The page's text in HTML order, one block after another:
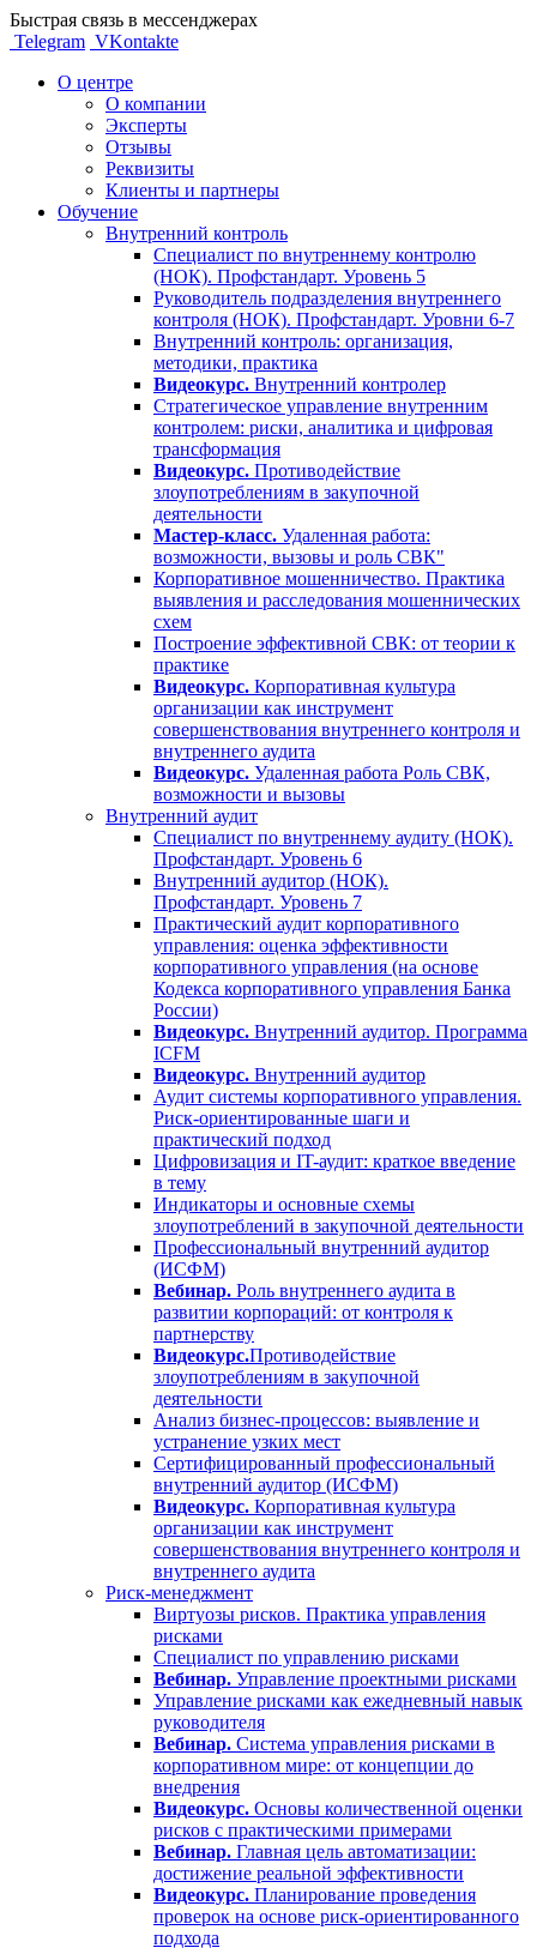
Быстрая связь в мессенджерах
Telegram VKontakte
О центре
О компании
Эксперты
Отзывы
Реквизиты
Клиенты и партнеры
Обучение
Внутренний контроль
Специалист по внутреннему контролю
(НОК). Профстандарт. Уровень 5
Руководитель подразделения внутреннего
контроля (НОК). Профстандарт. Уровни 6-7
Внутренний контроль: организация,
методики, практика
Видеокурс. Внутренний контролер
Стратегическое управление внутренним
контролем: риски, аналитика и цифровая
трансформация
Видеокурс. Противодействие
злоупотреблениям в закупочной
деятельности
Мастер-класс. Удаленная работа:
возможности, вызовы и роль СВК"
Корпоративное мошенничество. Практика
выявления и расследования мошеннических
схем
Построение эффективной СВК: от теории к
практике
Видеокурс. Корпоративная культура
организации как инструмент
совершенствования внутреннего контроля и
внутреннего аудита
Видеокурс. Удаленная работа Роль СВК,
возможности и вызовы
Внутренний аудит
Специалист по внутреннему аудиту (НОК).
Профстандарт. Уровень 6
Внутренний аудитор (НОК).
Профстандарт. Уровень 7
Практический аудит корпоративного
управления: оценка эффективности
корпоративного управления (на основе
Кодекса корпоративного управления Банка
России)
Видеокурс. Внутренний аудитор. Программа
ICFM
Видеокурс. Внутренний аудитор
Аудит системы корпоративного управления.
Риск-ориентированные шаги и
практический подход
Цифровизация и IT-аудит: краткое введение
в тему
Индикаторы и основные схемы
злоупотреблений в закупочной деятельности
Профессиональный внутренний аудитор
(ИСФМ)
Вебинар. Роль внутреннего аудита в
развитии корпораций: от контроля к
партнерству
Видеокурс.Противодействие
злоупотреблениям в закупочной
деятельности
Анализ бизнес-процессов: выявление и
устранение узких мест
Сертифицированный профессиональный
внутренний аудитор (ИСФМ)
Видеокурс. Корпоративная культура
организации как инструмент
совершенствования внутреннего контроля и
внутреннего аудита
Риск-менеджмент
Виртуозы рисков. Практика управления
рисками
Специалист по управлению рисками
Вебинар. Управление проектными рисками
Управление рисками как ежедневный навык
руководителя
Вебинар. Система управления рисками в
корпоративном мире: от концепции до
внедрения
Видеокурс. Основы количественной оценки
рисков с практическими примерами
Вебинар. Главная цель автоматизации:
достижение реальной эффективности
Видеокурс. Планирование проведения
проверок на основе риск-ориентированного
подхода